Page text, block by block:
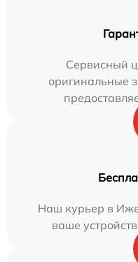
Сервисный
оригинальные
Наш курьер в
ваше